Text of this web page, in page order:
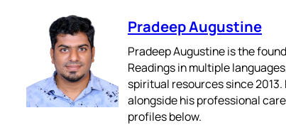
Pradeep Augustine
Pradeep Augustine is the
Readings in multiple
spiritual resources since
alongside his professional
profiles below.